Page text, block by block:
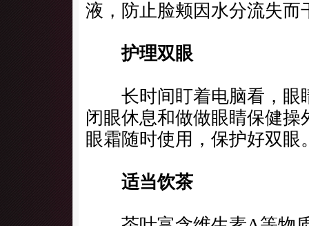
液，防止脸颊因水分流失而
护理双眼
长时间盯着电脑看，眼
闭眼休息和做做眼睛保健操
眼霜随时使用，保护好双眼
适当饮茶